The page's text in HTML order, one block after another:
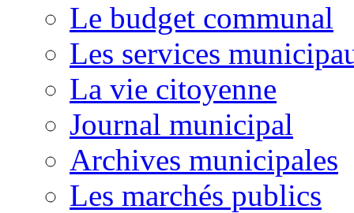
Le budget communal
Les services
La vie citoyenne
Journal municipal
Archives municipales
Les marchés publics